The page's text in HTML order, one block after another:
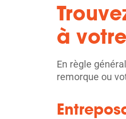
à
En règle
remorque ou